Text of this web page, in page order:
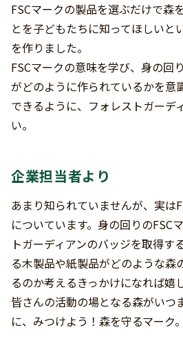
FSCマークの製品を選ぶだけで森
とを子どもたちに知ってほしいと
を作りました。
FSCマークの意味を学び、身の回
がどのように作られているかを意
できるように、フォレストガーデ
い。
企業担当者より
あまり知られていませんが、実は
についています。身の回りのFSC
トガーディアンのバッジを取得す
る木製品や紙製品がどのような森
るのか考えるきっかけになれば嬉
皆さんの活動の場となる森がいつ
に、みつけよう！森を守るマーク。